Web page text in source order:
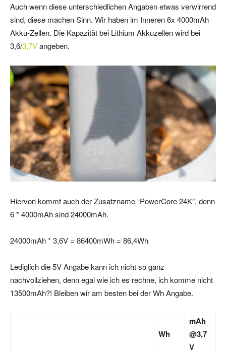
Auch wenn diese unterschiedlichen Angaben etwas verwirrend
sind, diese machen Sinn. Wir haben im Inneren 6x 4000mAh
Akku-Zellen. Die Kapazität bei Lithium Akkuzellen wird bei
3,6/3,7Vangeben.
Hiervon kommt auch der Zusatzname “PowerCore 24K”, denn
6 * 4000mAh sind 24000mAh.
24000mAh * 3,6V = 86400mWh = 86,4Wh
Lediglich die 5V Angabe kann ich nicht so ganz
nachvollziehen, denn egal wie ich es rechne, ich komme nicht
13500mAh?! Bleiben wir am besten bei der Wh Angabe.
Wh
mAh
@3,7
V